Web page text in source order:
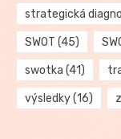
strategická
SWOT (45)
swotka (41)
výsledky(16)